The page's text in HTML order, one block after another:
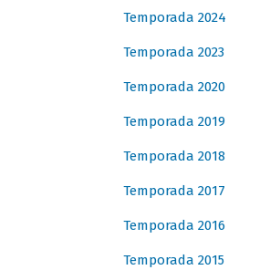
Temporada 2024
Temporada 2023
Temporada 2020
Temporada 2019
Temporada 2018
Temporada 2017
Temporada 2016
Temporada 2015